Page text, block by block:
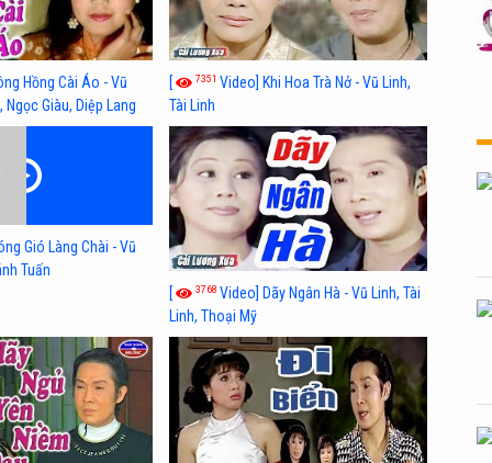
Hồng Cài Áo - Vũ
Ngọc Giàu, Diệp Lang
[ 7351 Video] Khi Hoa Trà Nở - Vũ Linh,
Tài Linh
Gió Làng Chài - Vũ
Tuấn
[
3768 Video] Dãy Ngân Hà - Vũ Linh, Tài
Linh, Thoại Mỹ